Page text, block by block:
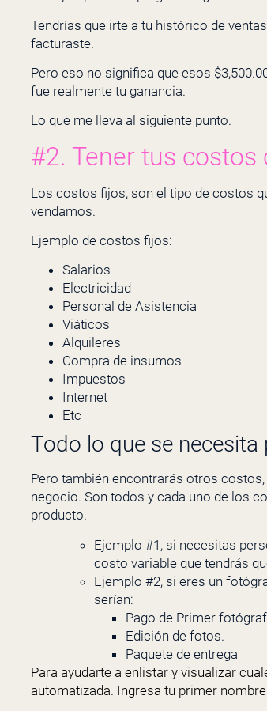
Tendrías que irte a tu histórico de
facturaste.
Pero eso no significa que esos
fue realmente tu ganancia.
Lo que me lleva al siguiente punto.
#2. Tener tus costos
Los costos fijos, son el tipo de costos
vendamos.
Ejemplo de costos fijos:
Salarios
Electricidad
Personal de Asistencia
Viáticos
Alquileres
Compra de insumos
Impuestos
Internet
Etc
Todo lo que se
Pero también encontrarás otros
negocio. Son todos y cada uno de los
producto.
Ejemplo #1, si necesitas
costo variable que tendrás
Ejemplo #2, si eres un
serían:
Pago de Primer
Edición de fotos.
Paquete de entrega
Para ayudarte a enlistar y visualizar
automatizada. Ingresa tu primer